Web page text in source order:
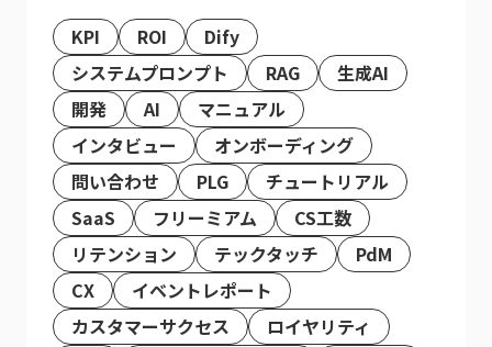
KPI ROI
Dify
システムプロンプト
RAG
生成AI
開発
AI
マニュアル
インタビュー
オンボーディング
問い合わせ
PLG
チュートリアル
SaaS
フリーミアム
CS工数
リテンション
テックタッチ
PdM
CX
イベントレポート
カスタマーサクセス
ロイヤリティ